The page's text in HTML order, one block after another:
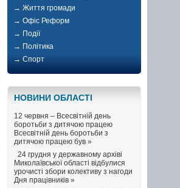
→ Життя громади
→ Офіс Реформ
→ Події
→ Політика
→ Спорт
НОВИНИ ОБЛАСТI
12 червня – Всесвітній день
боротьби з дитячою працею
Всесвітній день боротьби з
дитячою працею був »
24 грудня у державному архіві
Миколаївської області відбулися
урочисті збори колективу з нагоди
Дня працівників »